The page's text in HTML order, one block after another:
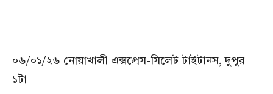
০৬/০১/২৬ নোয়াখালী এক্সপ্রেস-সিলেট টাইটানস, দুপুর
১টা